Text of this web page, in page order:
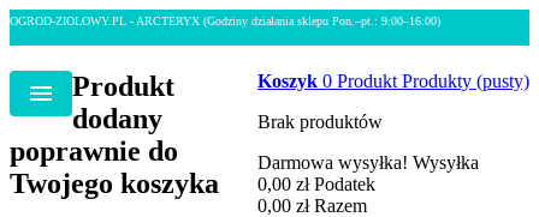
OGROD-ZIOLOWY.PL - ARCTERYX (Godziny działania sklepu Pon.–pt.: 9:00–16:00)
Menu
Koszyk 0 Produkt Produkty (pusty)
Brak produktów
Darmowa wysyłka! Wysyłka
0,00 zł Podatek
0,00 zł Razem
Produkt
dodany
poprawnie do
Twojego koszyka